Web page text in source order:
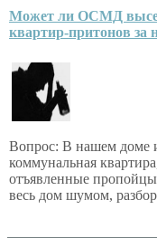
Может ли ОСМД
квартир-притонов за
Вопрос: В нашем доме
коммунальная
отъявленные
весь дом шумом,